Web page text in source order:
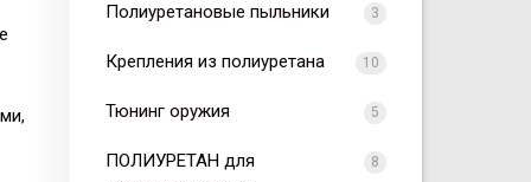
Полиуретановые пыльники 3
Крепления из полиуретана 10
Тюнинг оружия 5
ПОЛИУРЕТАН для
8